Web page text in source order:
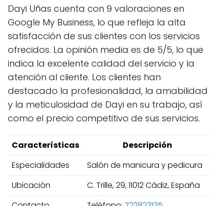
Dayi Uñas cuenta con 9 valoraciones en
Google My Business, lo que refleja la alta
satisfacción de sus clientes con los servicios
ofrecidos. La opinión media es de 5/5, lo que
indica la excelente calidad del servicio y la
atención al cliente. Los clientes han
destacado la profesionalidad, la amabilidad
y la meticulosidad de Dayi en su trabajo, así
como el precio competitivo de sus servicios.
Características
Descripción
Especialidades
Salón de manicura y pedicura
Ubicación
C. Trille, 29, 11012 Cádiz, España